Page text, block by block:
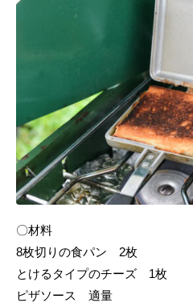
〇材料
8枚切りの食パン 2枚
とけるタイプのチーズ 1枚
ピザソース 適量